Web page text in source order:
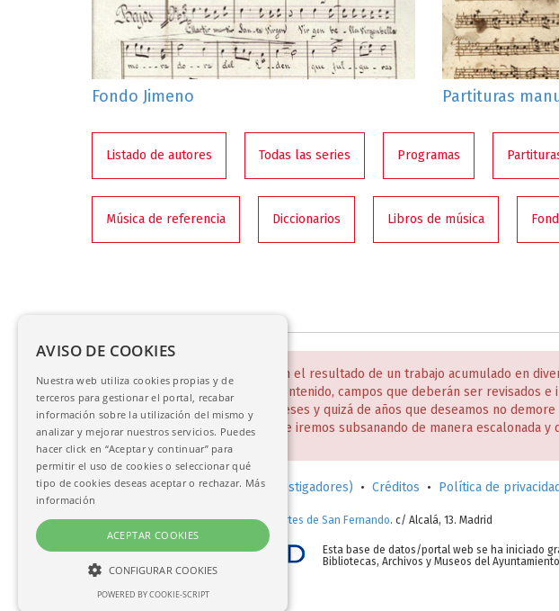
Fondo Jimeno Partituras
Listado de autores Todas las series Programas
Música de referencia Diccionarios Libros de música
NOTA:
Estas bases de datos son el resultado de un trabajo acumulado en
incompletos y desiguales en contenido, campos que deberán ser revisados
Todo ello será un trabajo de meses y quizá de años que deseamos no
disculpen estas deficiencias que iremos subsanando de manera escalonada
Solicitud de consulta en sala (investigadores) • Créditos • Política de privacidad
© 2017-2026.Real Academia de Bellas Artes de San Fernando. c/ Alcalá, 13. Madrid
Esta base de datos/portal web se ha iniciado
Bibliotecas, Archivos y Museos del
AVISO DE COOKIES
Nuestra web utiliza cookies propias y de
terceros para gestionar el portal, recabar
información sobre la utilización del mismo y
analizar y mejorar nuestros servicios. Puedes
hacer click en “Aceptar y continuar” para
permitir el uso de cookies o seleccionar qué
tipo de cookies deseas aceptar o rechazar. Más
información
ACEPTAR COOKIES
CONFIGURAR COOKIES
NECESARIASPOWERED BY COOKIE-SCRIPT